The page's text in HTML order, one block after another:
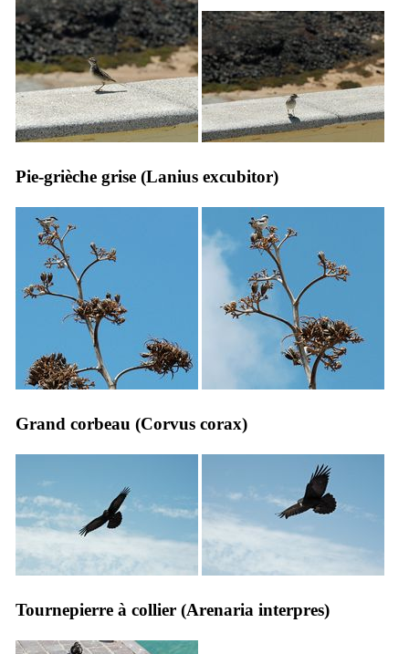
Pie-grièche grise (Lanius excubitor)
Grand corbeau (Corvus corax)
Tournepierre à collier (Arenaria interpres)